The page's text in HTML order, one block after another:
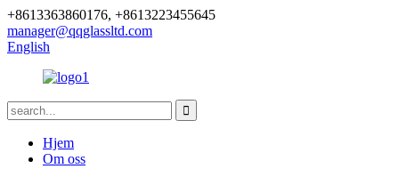
+8613363860176, +8613223455645
manager@qqglassltd.com
English
Hjem
Om oss